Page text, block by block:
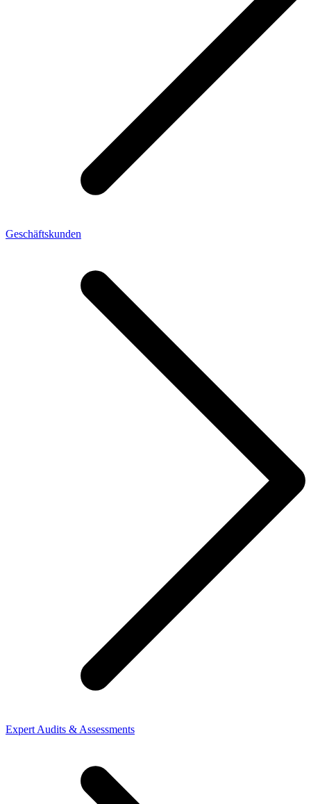
Geschäftskunden
Expert Audits & Assessments